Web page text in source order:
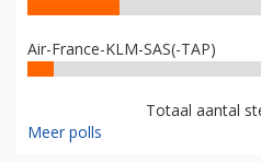
Air-France-KLM-SAS(-TAP)
Totaal aantal
Meer polls